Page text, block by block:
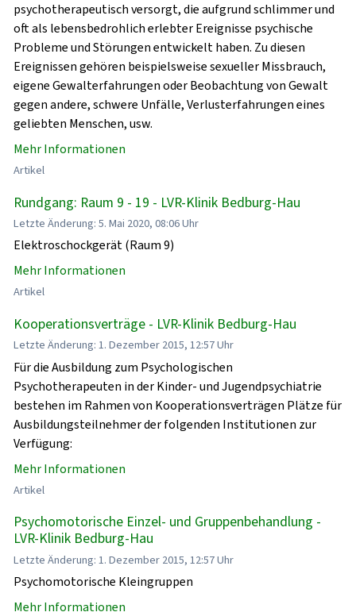
psychotherapeutisch versorgt, die aufgrund schlimmer und
oft als lebensbedrohlich erlebter Ereignisse psychische
Probleme und Störungen entwickelt haben. Zu diesen
Ereignissen gehören beispielsweise sexueller Missbrauch,
eigene Gewalterfahrungen oder Beobachtung von Gewalt
gegen andere, schwere Unfälle, Verlusterfahrungen eines
geliebten Menschen, usw.
Mehr Informationen
Artikel
Rundgang: Raum 9 - 19 - LVR-Klinik Bedburg-Hau
Letzte Änderung: 5. Mai 2020, 08:06 Uhr
Elektroschockgerät (Raum 9)
Mehr Informationen
Artikel
Kooperationsverträge - LVR-Klinik Bedburg-Hau
Letzte Änderung: 1. Dezember 2015, 12:57 Uhr
Für die Ausbildung zum Psychologischen
Psychotherapeuten in der Kinder- und Jugendpsychiatrie
bestehen im Rahmen von Kooperationsverträgen Plätze für
Ausbildungsteilnehmer der folgenden Institutionen zur
Verfügung:
Mehr Informationen
Artikel
Psychomotorische Einzel- und Gruppenbehandlung -
LVR-Klinik Bedburg-Hau
Letzte Änderung: 1. Dezember 2015, 12:57 Uhr
Psychomotorische Kleingruppen
Mehr Informationen